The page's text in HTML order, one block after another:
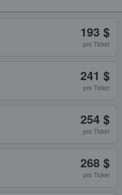
193 $
pro Ticket
241 $
pro Ticket
254 $
pro Ticket
268 $
pro Ticket